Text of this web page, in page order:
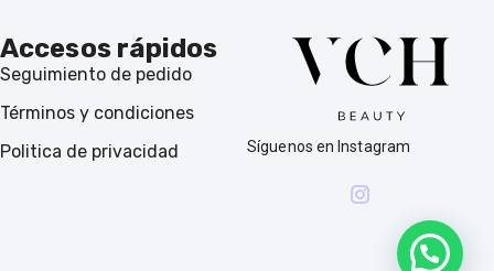
Accesos rápidos
Seguimiento de pedido
Términos y condiciones
Politica de privacidad
Síguenos en Instagram